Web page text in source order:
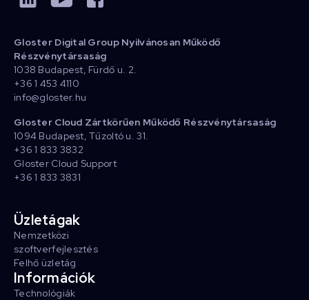
Gloster Digital Group Nyilvánosan Működő
Részvénytársaság
1038 Budapest, Fürdő u. 2.
+36 1 453 4110
info@gloster.hu
Gloster Cloud Zártkörűen Működő Részvénytársaság
1094 Budapest, Tűzoltó u. 31.
+36 1 833 3832
Gloster Cloud Support
+36 1 833 3831
Üzletágak
Nemzetközi
szoftverfejlesztés
Felhő üzletág
Információk
Technológiák